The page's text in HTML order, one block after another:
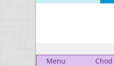
Menu
Chod